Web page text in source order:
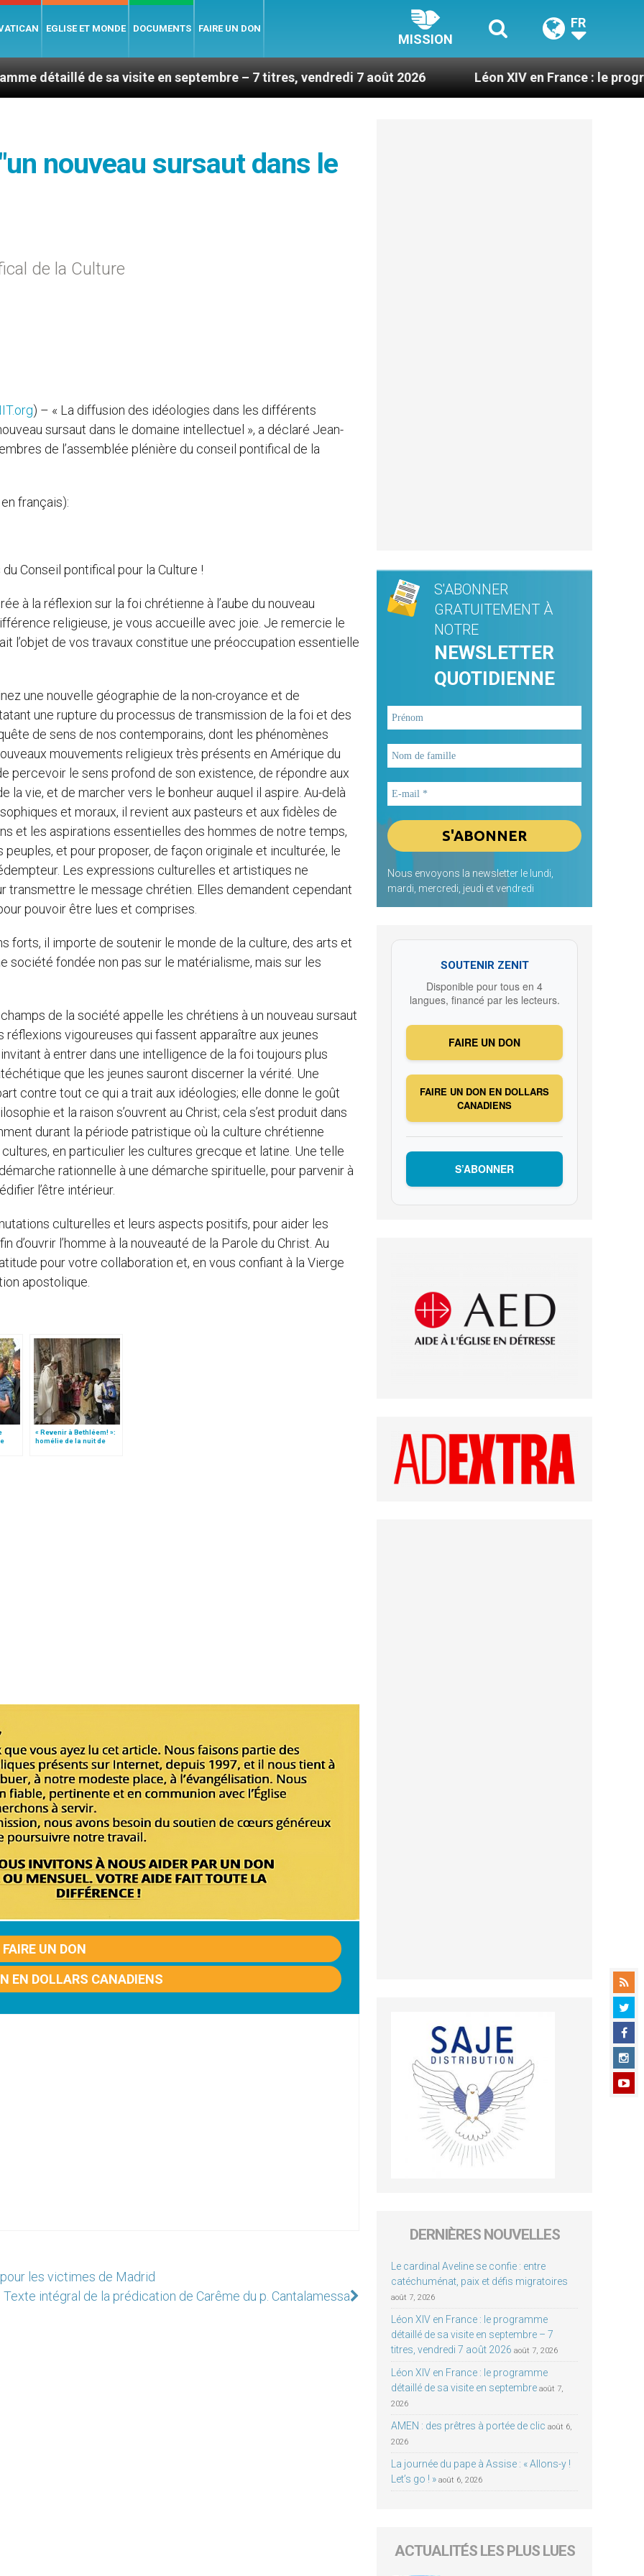
EGLISE ET MONDE DOCUMENTS FAIRE UN DON
MISSION
FR
sa visite en septembre – 7 titres, vendredi 7 août 2026 Léon XIV en France : le programme
nouveau sursaut dans le
de la Culture
) – « La diffusion des idéologies dans les différents
sursaut dans le domaine intellectuel », a déclaré Jean-
de l’assemblée plénière du conseil pontifical de la
français):
Conseil pontifical pour la Culture !
à la réflexion sur la foi chrétienne à l’aube du nouveau
religieuse, je vous accueille avec joie. Je remercie le
l’objet de vos travaux constitue une préoccupation essentielle
une nouvelle géographie de la non-croyance et de
une rupture du processus de transmission de la foi et des
de sens de nos contemporains, dont les phénomènes
mouvements religieux très présents en Amérique du
percevoir le sens profond de son existence, de répondre aux
la vie, et de marcher vers le bonheur auquel il aspire. Au-delà
et moraux, il revient aux pasteurs et aux fidèles de
et les aspirations essentielles des hommes de notre temps,
et pour proposer, de façon originale et inculturée, le
Les expressions culturelles et artistiques ne
transmettre le message chrétien. Elles demandent cependant
pouvoir être lues et comprises.
forts, il importe de soutenir le monde de la culture, des arts et
société fondée non pas sur le matérialisme, mais sur les
de la société appelle les chrétiens à un nouveau sursaut
vigoureuses qui fassent apparaître aux jeunes
à entrer dans une intelligence de la foi toujours plus
que les jeunes sauront discerner la vérité. Une
contre tout ce qui a trait aux idéologies; elle donne le goût
et la raison s’ouvrent au Christ; cela s’est produit dans
durant la période patristique où la culture chrétienne
en particulier les cultures grecque et latine. Une telle
rationnelle à une démarche spirituelle, pour parvenir à
l’être intérieur.
culturelles et leurs aspects positifs, pour aider les
l’homme à la nouveauté de la Parole du Christ. Au
pour votre collaboration et, en vous confiant à la Vierge
apostolique.
« Revenir à Bethléem! »:
homélie de la nuit de
Noël (texte complet)
FAIRE UN DON
EN DOLLARS CANADIENS
les victimes de Madrid
Texte intégral de la prédication de Carême du p. Cantalamessa
S'ABONNER
GRATUITEMENT À
NOTRE
NEWSLETTER
QUOTIDIENNE
Nous envoyons la newsletter le lundi,
mardi, mercredi, jeudi et vendredi
SOUTENIR ZENIT
Disponible pour tous en 4
langues, financé par les lecteurs.
FAIRE UN DON
FAIRE UN DON EN DOLLARS
CANADIENS
S’ABONNER
DERNIÈRES NOUVELLES
Le cardinal Aveline se confie : entre
catéchuménat, paix et défis migratoires
août 7, 2026
Léon XIV en France : le programme
détaillé de sa visite en septembre – 7
titres, vendredi 7 août 2026 août 7, 2026
Léon XIV en France : le programme
détaillé de sa visite en septembre août 7,
2026
AMEN : des prêtres à portée de clic août 6,
2026
La journée du pape à Assise : « Allons-y !
Let’s go ! » août 6, 2026
ACTUALITÉS LES PLUS LUES